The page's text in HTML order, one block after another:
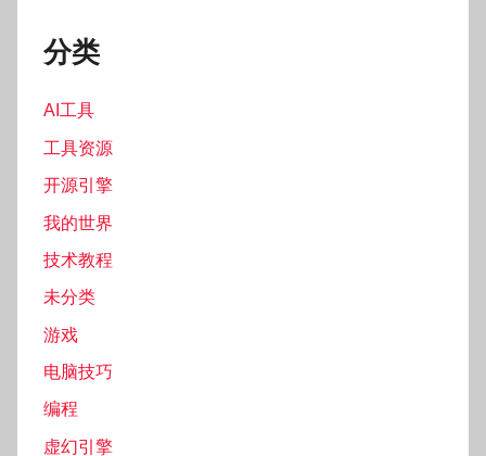
分类
AI工具
工具资源
开源引擎
我的世界
技术教程
未分类
游戏
电脑技巧
编程
虚幻引擎